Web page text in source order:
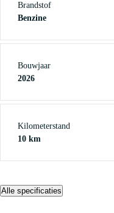
Brandstof
Benzine
Bouwjaar
2026
Kilometerstand
10 km
Alle specificaties